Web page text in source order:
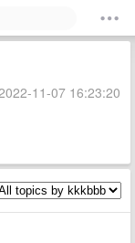
11-07 16:23:20